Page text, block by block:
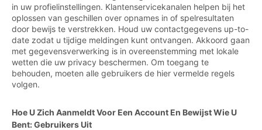
in uw profielinstellingen. Klantenservicekanalen helpen bij het
oplossen van geschillen over opnames in of spelresultaten
door bewijs te verstrekken. Houd uw contactgegevens up-to-
date zodat u tijdige meldingen kunt ontvangen. Akkoord gaan
met gegevensverwerking is in overeenstemming met lokale
wetten die uw privacy beschermen. Om toegang te
behouden, moeten alle gebruikers de hier vermelde regels
volgen.
Hoe U Zich Aanmeldt Voor Een Account En Bewijst Wie U
Bent: Gebruikers Uit